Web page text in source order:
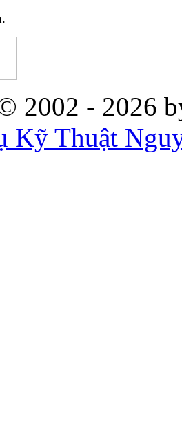
2002 - 2026
Kỹ Thuật